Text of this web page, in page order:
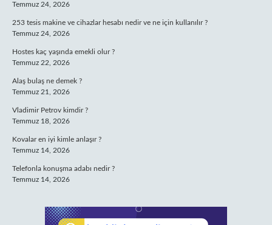
Temmuz 24, 2026
253 tesis makine ve cihazlar hesabı nedir ve ne için kullanılır ?
Temmuz 24, 2026
Hostes kaç yaşında emekli olur ?
Temmuz 22, 2026
Alaş bulaş ne demek ?
Temmuz 21, 2026
Vladimir Petrov kimdir ?
Temmuz 18, 2026
Kovalar en iyi kimle anlaşır ?
Temmuz 14, 2026
Telefonla konuşma adabı nedir ?
Temmuz 14, 2026